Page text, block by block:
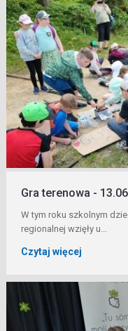
Gra terenowa -
W tym roku szkolnym
regionalnej wzięły u...
Czytaj więcej